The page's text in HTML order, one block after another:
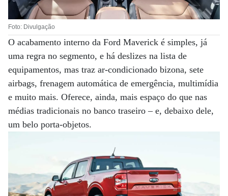
Foto: Divulgação
O acabamento interno da Ford Maverick é simples, já
uma regra no segmento, e há deslizes na lista de
equipamentos, mas traz ar-condicionado bizona, sete
airbags, frenagem automática de emergência, multimídia
e muito mais. Oferece, ainda, mais espaço do que nas
médias tradicionais no banco traseiro – e, debaixo dele,
um belo porta-objetos.